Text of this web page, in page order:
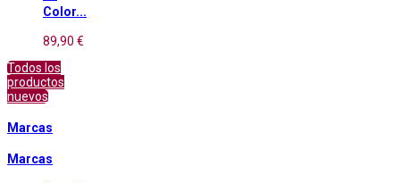
Color...
89,90 €
Todos los
productos
nuevos
Marcas
Marcas